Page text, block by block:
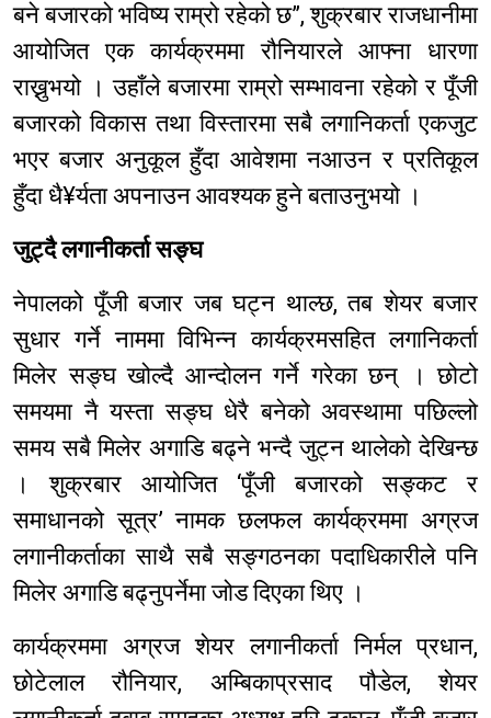
बने बजारको भविष्य राम्रो रहेको छ”, शुक्रबार राजधानीमा
आयोजित एक कार्यक्रममा रौनियारले आफ्ना धारणा
राख्नुभयो । उहाँले बजारमा राम्रो सम्भावना रहेको र पूँजी
बजारको विकास तथा विस्तारमा सबै लगानिकर्ता एकजुट
भएर बजार अनुकूल हुँदा आवेशमा नआउन र प्रतिकूल
हुँदा धै¥र्यता अपनाउन आवश्यक हुने बताउनुभयो ।
जुट्दै लगानीकर्ता सङ्घ
नेपालको पूँजी बजार जब घट्न थाल्छ, तब शेयर बजार
सुधार गर्ने नाममा विभिन्न कार्यक्रमसहित लगानिकर्ता
मिलेर सङ्घ खोल्दै आन्दोलन गर्ने गरेका छन् । छोटो
समयमा नै यस्ता सङ्घ धेरै बनेको अवस्थामा पछिल्लो
समय सबै मिलेर अगाडि बढ्ने भन्दै जुट्न थालेको देखिन्छ
। शुक्रबार आयोजित ‘पूँजी बजारको सङ्कट र
समाधानको सूत्र’ नामक छलफल कार्यक्रममा अग्रज
लगानीकर्ताका साथै सबै सङ्गठनका पदाधिकारीले पनि
मिलेर अगाडि बढ्नुपर्नेमा जोड दिएका थिए ।
कार्यक्रममा अग्रज शेयर लगानीकर्ता निर्मल प्रधान,
छोटेलाल रौनियार, अम्बिकाप्रसाद पौडेल, शेयर